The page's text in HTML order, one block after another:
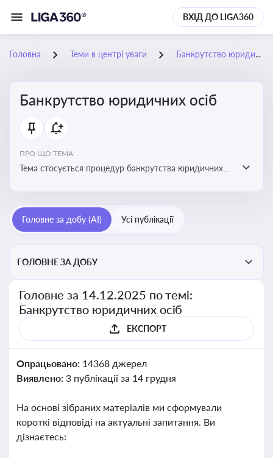
ВХІД ДО LIGA360
Головна Теми в центрі уваги Банкрутство юридичних осіб
Банкрутство юридичних осіб
ПРО ЩО ТЕМА:
Тема стосується процедур банкрутства юридичних
Головне за добу (AI) Усі публікації
ГОЛОВНЕ ЗА ДОБУ
Головне за 14.12.2025 по темі:
Банкрутство юридичних осіб
ЕКСПОРТ
Опрацьовано: 14368 джерел
Виявлено: 3 публікації за 14 грудня
На основі зібраних матеріалів ми сформували
короткі відповіді на актуальні запитання. Ви
дізнаєтесь: